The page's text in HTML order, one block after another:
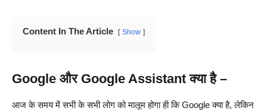
Content In The Article Show
Google और Google Assistant क्या है –
आज के समय में सभी के सभी लोग को मालूम होगा ही कि Google क्या है, लेकिन